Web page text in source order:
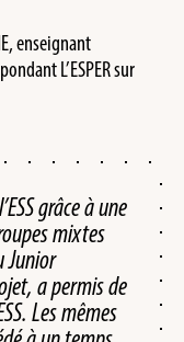
enseignant
L’ESPER sur
grâce à une
mixtes
Junior
a permis de
Les mêmes